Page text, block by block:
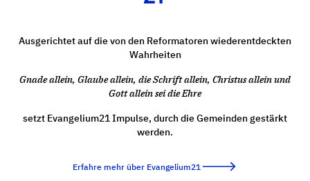
Ausgerichtet auf die von den Reformatoren wiederentdeckten
Wahrheiten
Gnade allein, Glaube allein, die Schrift allein, Christus allein und
Gott allein sei die Ehre
setzt Evangelium21 Impulse, durch die Gemeinden gestärkt
werden.
Erfahre mehr über Evangelium21